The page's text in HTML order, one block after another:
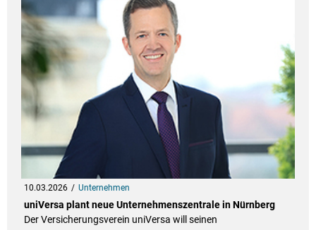
10.03.2026 Unternehmen
uniVersa plant neue Unternehmenszentrale in Nürnberg
Der Versicherungsverein uniVersa will seinen